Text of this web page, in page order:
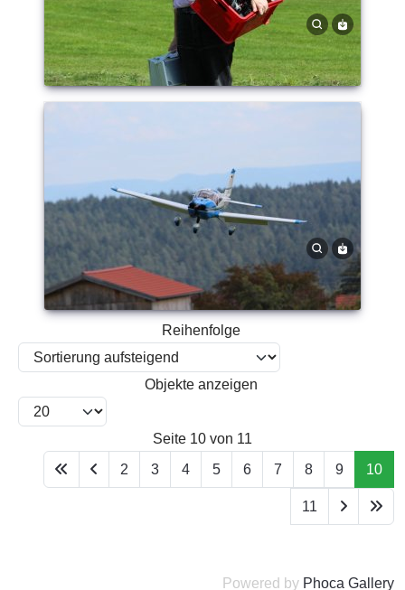
Reihenfolge
Objekte anzeigen
Seite 10 von 11
2
3 4 5 6 7 8 9 10
11
Powered by Phoca Gallery